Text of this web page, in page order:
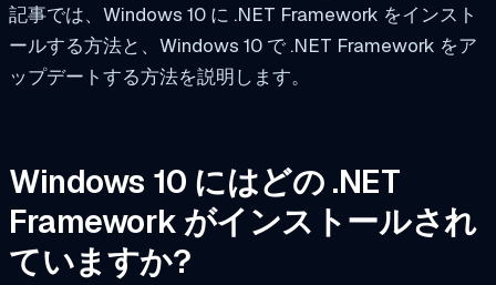
記事では、Windows 10 に .NET Framework をインスト
ールする方法と、Windows 10 で .NET Framework をア
ップデートする方法を説明します。
Windows 10 にはどの .NET
Framework がインストールされ
ていますか?